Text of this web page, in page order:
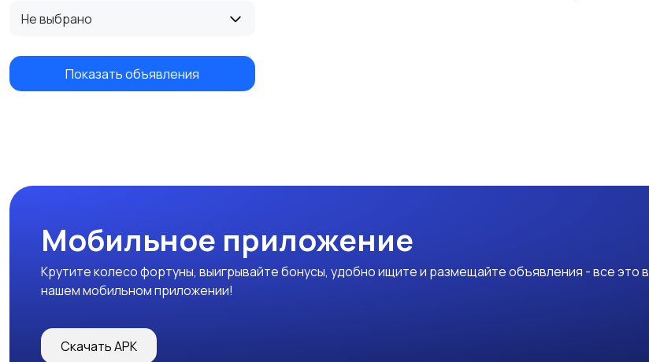
Не выбрано
Показать объявления
Мобильное приложение
Крутите колесо фортуны, выигрывайте бонусы, удобно ищите и размещайте объявления - все это в
нашем мобильном приложении!
Скачать APK